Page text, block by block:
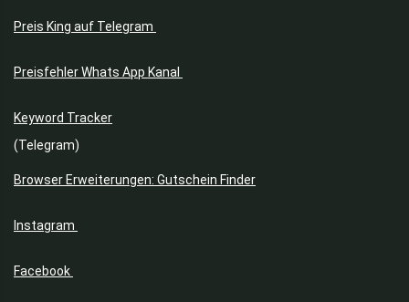
Preis King auf Telegram
Preisfehler Whats App Kanal
Keyword Tracker
(Telegram)
Browser Erweiterungen: Gutschein Finder
Instagram
Facebook